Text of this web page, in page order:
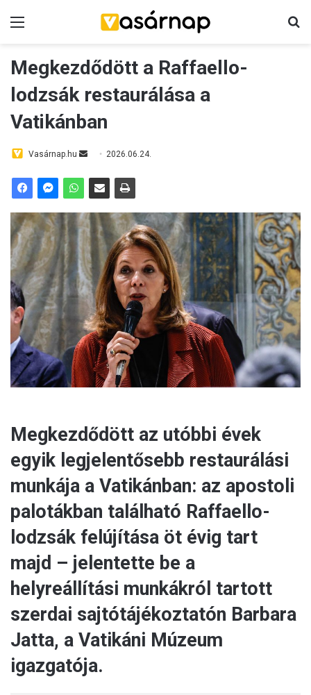
Megkezdődött a Raffaello-
lodzsák restaurálása a
Vatikánban
Vasárnap.hu
a
n
e
m
a
i
l
2026.06.24.
Megkezdődött az utóbbi évek
egyik legjelentősebb restaurálási
munkája a Vatikánban: az apostoli
palotákban található Raffaello-
lodzsák felújítása öt évig tart
majd – jelentette be a
helyreállítási munkákról tartott
szerdai sajtótájékoztatón Barbara
Jatta, a Vatikáni Múzeum
igazgatója.